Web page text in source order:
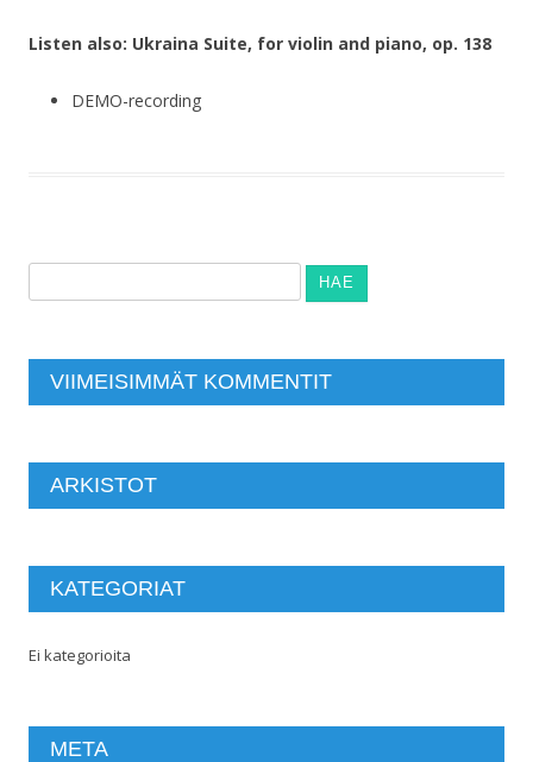
Listen also: Ukraina Suite, for violin and piano, op. 138
DEMO-recording
VIIMEISIMMÄT KOMMENTIT
ARKISTOT
KATEGORIAT
Ei kategorioita
META